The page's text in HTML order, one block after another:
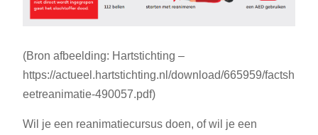
(Bron afbeelding: Hartstichting –
https://actueel.hartstichting.nl/download/665959/factsh
eetreanimatie-490057.pdf)
Wil je een reanimatiecursus doen, of wil je een